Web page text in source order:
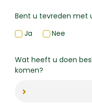
Bent u tevreden met
Ja
Nee
Wat heeft u doen
komen?